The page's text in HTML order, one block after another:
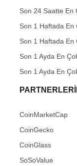
Son 24 Saatte En
Son 1 Haftada En
Son 1 Haftada En
Son 1 Ayda En
Son 1 Ayda En
CoinMarketCap
CoinGecko
CoinGlass
SoSoValue